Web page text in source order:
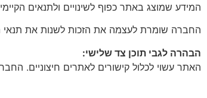
המידע שמוצג באתר כפוף לשינויים ולתנאים
החברה שומרת לעצמה את הזכות לשנות את תנאי
הבהרה לגבי תוכן צד שלישי:
האתר עשוי לכלול קישורים לאתרים חיצוניים.